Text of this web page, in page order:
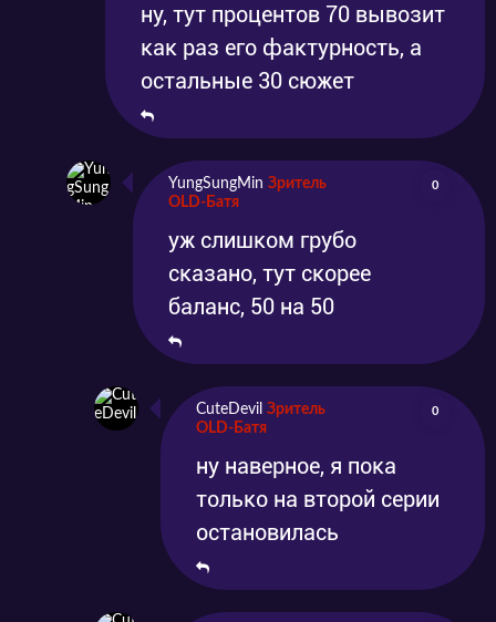
ну, тут процентов 70 вывозит
как раз его фактурность, а
остальные 30 сюжет
YungSungMin Зритель
OLD-Батя
0
уж слишком грубо
сказано, тут скорее
баланс, 50 на 50
CuteDevil Зритель
OLD-Батя
0
ну наверное, я пока
только на второй серии
остановилась